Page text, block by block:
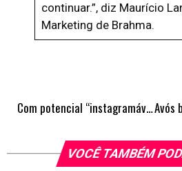
continuar.”, diz Maurício
Marketing de Brahma.
Com potencial “instagramável”, comunicação digital imersiva conquista consumidores e marcas, abrindo uma nova dimensão para experiências de conexão
VOCÊ TAMBÉM